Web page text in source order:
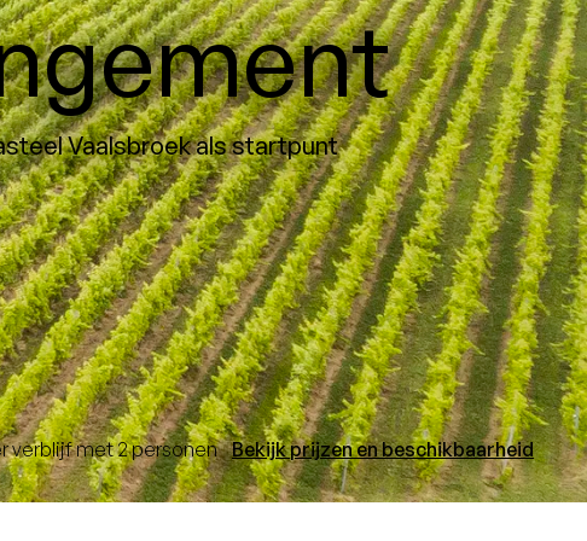
Vaalsbroek als startpunt
verblijf met 2 personen Bekijk prijzen en beschikbaarheid